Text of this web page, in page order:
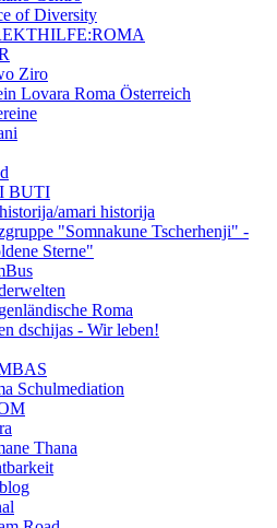
of Diversity
Ziro
Lovara Roma Österreich
BUTI
amari historija
"Somnakune Tscherhenji" -
Sterne"
Roma
dschijas - Wir leben!
Schulmediation
Thana